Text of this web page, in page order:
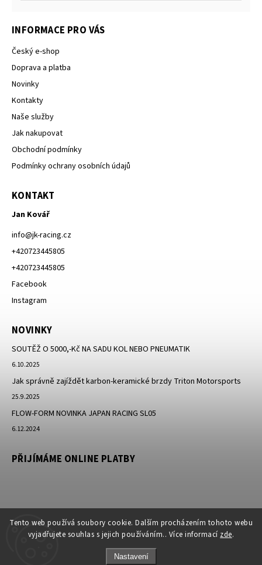
Tento web používá soubory cookie. Dalším procházením tohoto webu
vyjadřujete souhlas s jejich používáním.. Více informací zde.
Nastavení
INFORMACE PRO VÁS
Český e-shop
Doprava a platba
Novinky
Kontakty
Naše služby
Jak nakupovat
Obchodní podmínky
Podmínky ochrany osobních údajů
KONTAKT
Jan Kovář
info@jk-racing.cz
+420723445805
+420723445805
Facebook
Instagram
NOVINKY
SOUTĚŽ O 5000,-Kč NA SADU KOL NEBO PNEUMATIK
6.10.2025
Jak správně zajíždět karbon-keramické brzdy Triton Motorsports
25.9.2025
FLOW-FORM NOVINKA JAPAN RACING SL05
6.12.2024
PŘIJÍMÁME ONLINE PLATBY